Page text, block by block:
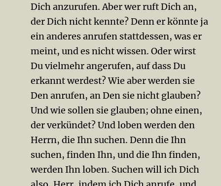
Dich anzurufen. Aber wer ruft Dich an,
der Dich nicht kennte? Denn er könnte ja
ein anderes anrufen stattdessen, was er
meint, und es nicht wissen. Oder wirst
Du vielmehr angerufen, auf dass Du
erkannt werdest? Wie aber werden sie
Den anrufen, an Den sie nicht glauben?
Und wie sollen sie glauben; ohne einen,
der verkündet? Und loben werden den
Herrn, die Ihn suchen. Denn die Ihn
suchen, finden Ihn, und die Ihn finden,
werden Ihn loben. Suchen will ich Dich